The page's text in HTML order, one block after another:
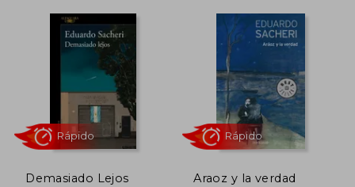
$ 52.572
Demasiado Lejos Araoz y la verdad